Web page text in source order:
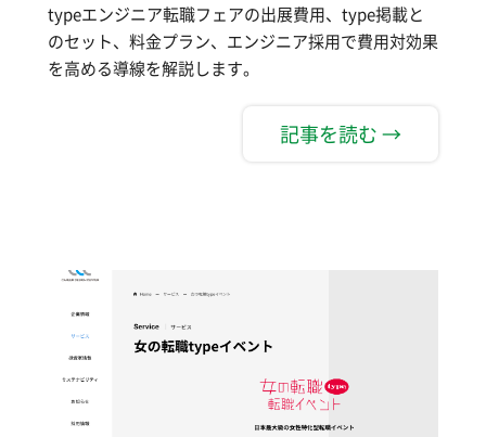
typeエンジニア転職フェアの出展費用、type掲載と
のセット、料金プラン、エンジニア採用で費用対効果
を高める導線を解説します。
記事を読む →